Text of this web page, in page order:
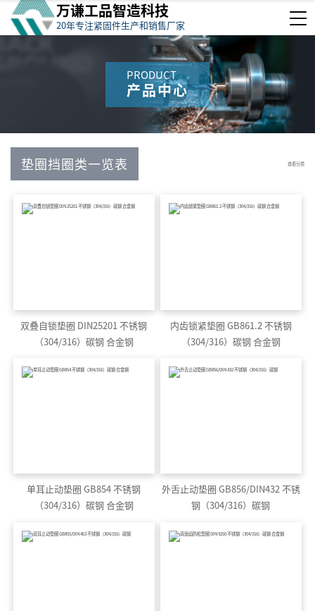
万谦工品智造科技
20年专注紧固件生产和销售厂家
PRODUCT
产品中心
垫圈挡圈类一览表 查看分类
双叠自锁垫圈 DIN25201 不锈钢
（304/316）碳钢 合金钢
内齿锁紧垫圈 GB861.2 不锈钢
（304/316）碳钢 合金钢
单耳止动垫圈 GB854 不锈钢
（304/316）碳钢 合金钢
外舌止动垫圈 GB856/DIN432 不锈
钢（304/316）碳钢